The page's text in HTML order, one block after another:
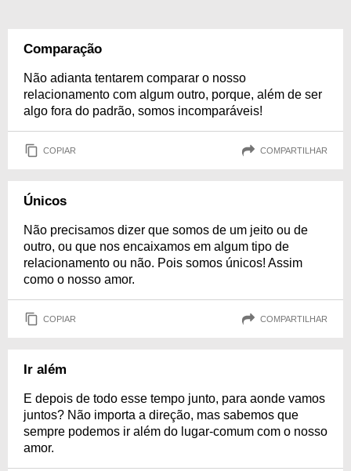
Comparação
Não adianta tentarem comparar o nosso
relacionamento com algum outro, porque, além de ser
algo fora do padrão, somos incomparáveis!
COPIAR COMPARTILHAR
Únicos
Não precisamos dizer que somos de um jeito ou de
outro, ou que nos encaixamos em algum tipo de
relacionamento ou não. Pois somos únicos! Assim
como o nosso amor.
COPIAR COMPARTILHAR
Ir além
E depois de todo esse tempo junto, para aonde vamos
juntos? Não importa a direção, mas sabemos que
sempre podemos ir além do lugar-comum com o nosso
amor.